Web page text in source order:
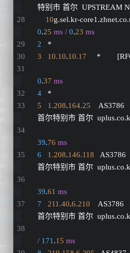
特别市 首尔  UPSTREAM
10g.sel.kr-
0.25 ms / 0.23 ms
2
   *
3
10.10.10.17
0.37 ms
4
   *
5
1.208.164.25
AS3786
首尔特别市 首尔
39.76 ms
6
1.208.146.118
AS3786
首尔特别市 首尔
39.61 ms
7
211.40.6.210
AS3786
首尔特别市 首尔
/ 171 .15 ms